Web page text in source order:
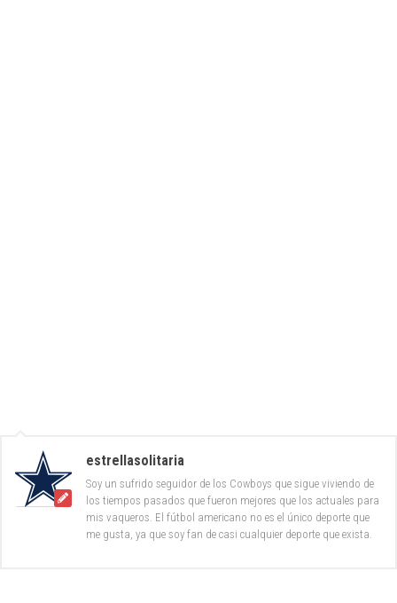
estrellasolitaria
Soy un sufrido seguidor de los Cowboys que sigue viviendo de
los tiempos pasados que fueron mejores que los actuales para
mis vaqueros. El fútbol americano no es el único deporte que
me gusta, ya que soy fan de casi cualquier deporte que exista.